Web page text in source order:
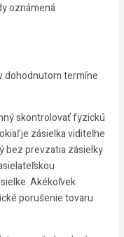
oznámená
dohodnutom termíne
skontrolovať fyzickú
je zásielka viditeľne
bez prevzatia zásielky
Akékoľvek
porušenie tovaru